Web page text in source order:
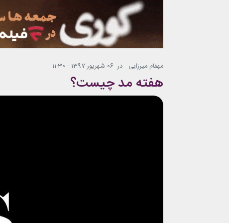
مهفام میرزایی در 06 شهریور 1397 - 11:30
هفته مد چیست؟